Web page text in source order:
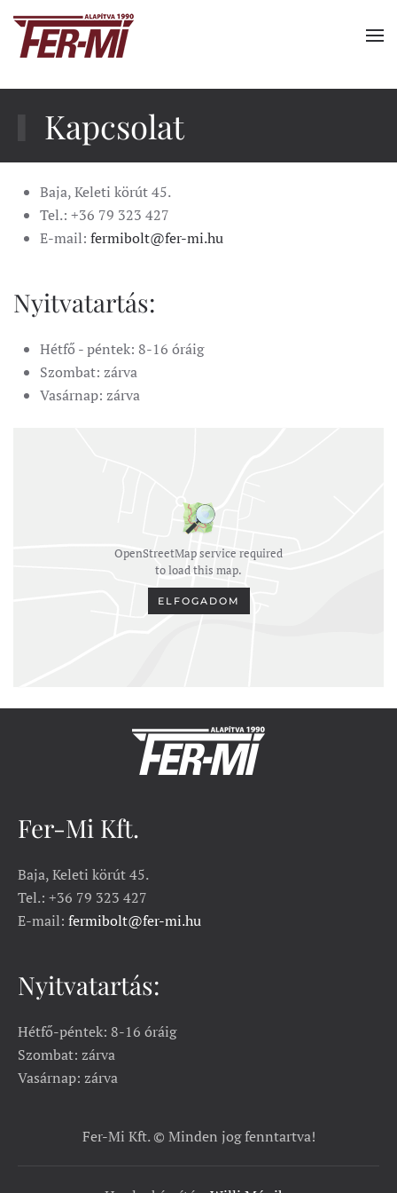
Fő tartalom átugrása
Kapcsolat
Baja, Keleti körút 45.
Tel.: +36 79 323 427
E-mail: fermibolt@fer-mi.hu
Nyitvatartás:
Hétfő - péntek: 8-16 óráig
Szombat: zárva
Vasárnap: zárva
OpenStreetMap service required
to load this map.
ELFOGADOM
Fer-Mi Kft.
Baja, Keleti körút 45.
Tel.: +36 79 323 427
E-mail: fermibolt@fer-mi.hu
Nyitvatartás:
Hétfő-péntek: 8-16 óráig
Szombat: zárva
Vasárnap: zárva
Fer-Mi Kft. © Minden jog fenntartva!